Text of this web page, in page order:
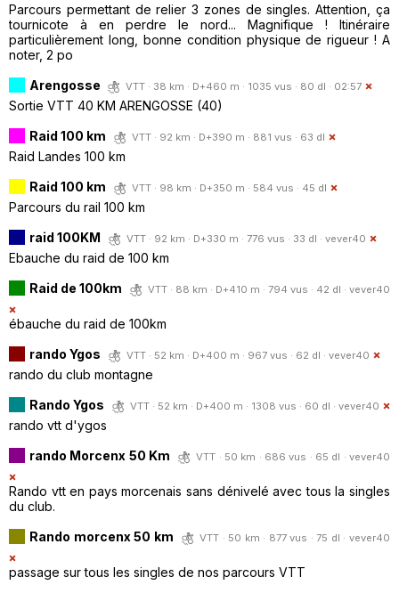
Parcours permettant de relier 3 zones de singles. Attention, ça
tournicote à en perdre le nord... Magnifique ! Itinéraire
particulièrement long, bonne condition physique de rigueur ! A
noter, 2 po
Arengosse
VTT · 38 km · D+460 m · 1035 vus · 80 dl · 02:57
Sortie VTT 40 KM ARENGOSSE (40)
Raid 100 km
VTT · 92 km · D+390 m · 881 vus · 63 dl
Raid Landes 100 km
Raid 100 km
VTT · 98 km · D+350 m · 584 vus · 45 dl
Parcours du rail 100 km
raid 100KM
VTT · 92 km · D+330 m · 776 vus · 33 dl · vever40
Ebauche du raid de 100 km
Raid de 100km
VTT · 88 km · D+410 m · 794 vus · 42 dl · vever40
ébauche du raid de 100km
rando Ygos
VTT · 52 km · D+400 m · 967 vus · 62 dl · vever40
rando du club montagne
Rando Ygos
VTT · 52 km · D+400 m · 1308 vus · 60 dl · vever40
rando vtt d'ygos
rando Morcenx 50 Km
VTT · 50 km · 686 vus · 65 dl ·vever40
Rando vtt en pays morcenais sans dénivelé avec tous la singles
du club.
Rando morcenx 50 km
VTT · 50 km · 877 vus · 75 dl ·vever40
passage sur tous les singles de nos parcours VTT